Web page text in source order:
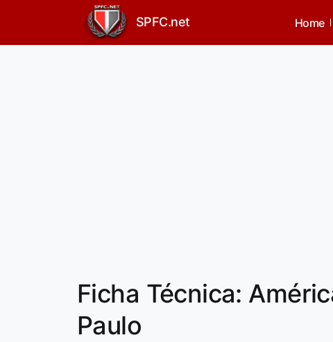
SPFC.net Home
Ficha Técnica:
Paulo